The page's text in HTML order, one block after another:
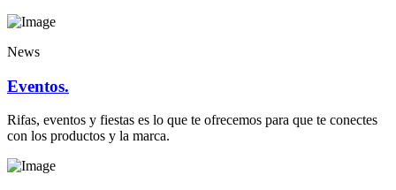
News
Eventos.
Rifas, eventos y fiestas es lo que te ofrecemos para que te conectes
con los productos y la marca.